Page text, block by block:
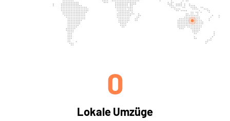
Lokale Umzüge
0